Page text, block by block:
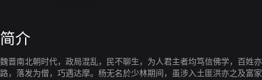
简介
魏晋南北朝时代，政局混乱，民不聊生，为人君主者均笃信佛学，百姓
路，落发为僧，巧遇达摩。杨无名於少林期间，虽涉入土匪洪亦之及富